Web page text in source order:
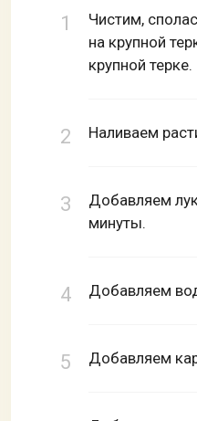
Чистим,
на крупной
крупной терке.
Наливаем
Добавляем
минуты.
Добавляем
Добавляем